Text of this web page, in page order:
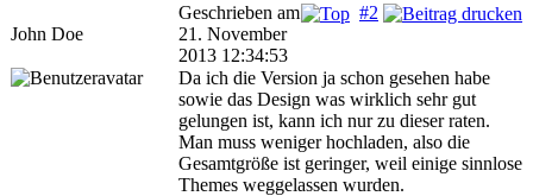
John Doe
#2
Geschrieben am
21. November
2013 12:34:53
Da ich die Version ja schon gesehen habe
sowie das Design was wirklich sehr gut
gelungen ist, kann ich nur zu dieser raten.
Man muss weniger hochladen, also die
Gesamtgröße ist geringer, weil einige sinnlose
Themes weggelassen wurden.